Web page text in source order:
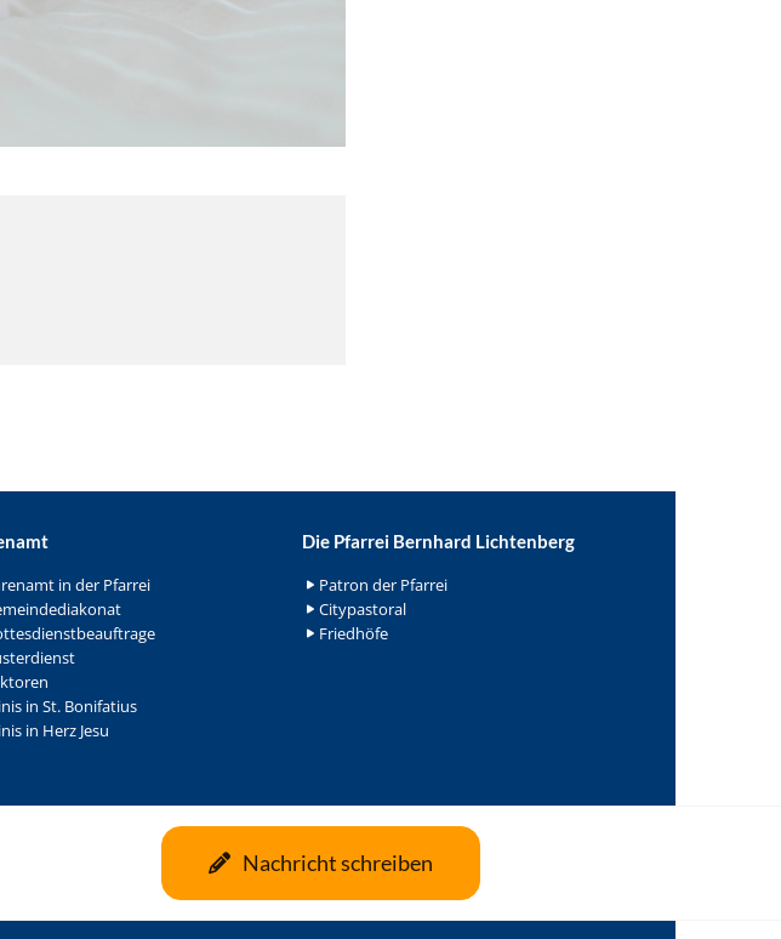
in der Pfarrei
in St. Bonifatius
in Herz Jesu
Die Pfarrei Bernhard Lichtenberg
Patron der Pfarrei
Citypastoral
Friedhöfe
Nachricht schreiben